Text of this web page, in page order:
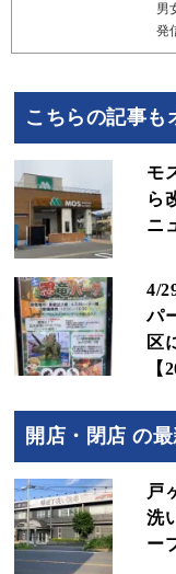
男
発
こちらの記事も
モ
ら
ニ
4/
パ
区
【
開店・閉店 の
戸
洗
ー